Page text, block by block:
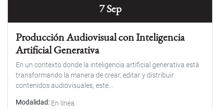
7 Sep
Producción Audiovisual con Inteligencia
Artificial Generativa
En un contexto donde la inteligencia artificial generativa está
transformando la manera de crear, editar y distribuir
contenidos audiovisuales, este...
Modalidad En línea